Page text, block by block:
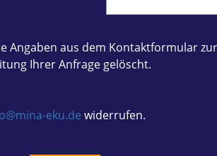
Angaben aus dem Kontaktformular
Ihrer Anfrage gelöscht.
eku.de widerrufen.